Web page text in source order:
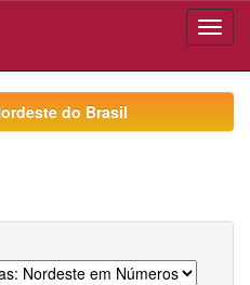
do Brasil